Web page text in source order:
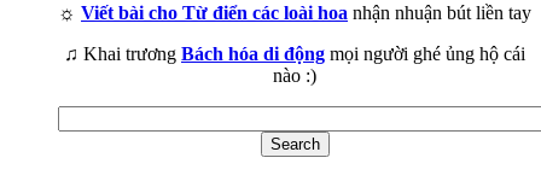
☼ Viết bài cho Từ điển các loài hoa nhận nhuận bút liền tay
♫ Khai trương Bách hóa di động mọi người ghé ủng hộ cái
nào :)